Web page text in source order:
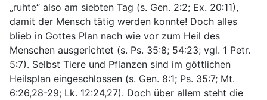
„ruhte“ also am siebten Tag (s. Gen. 2:2; Ex. 20:11),
damit der Mensch tätig werden konnte! Doch alles
blieb in Gottes Plan nach wie vor zum Heil des
Menschen ausgerichtet (s. Ps. 35:8; 54:23; vgl. 1 Petr.
5:7). Selbst Tiere und Pflanzen sind im göttlichen
Heilsplan eingeschlossen (s. Gen. 8:1; Ps. 35:7; Mt.
6:26,28-29; Lk. 12:24,27). Doch über allem steht die